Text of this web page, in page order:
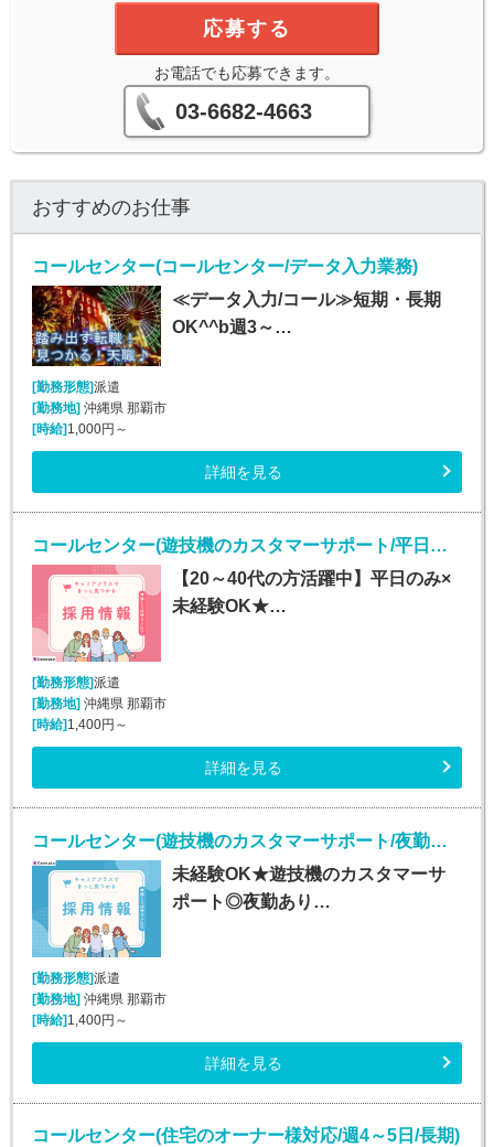
応募する
お電話でも応募できます。
03-6682-4663
おすすめのお仕事
コールセンター(コールセンター/データ入力業務)
≪データ入力/コール≫短期・長期
OK^^b週3～…
[勤務形態]派遣
[勤務地] 沖縄県 那覇市
[時給] 1,000円～
詳細を見る
コールセンター(遊技機のカスタマーサポート/平日のみ/長期)
【20～40代の方活躍中】平日のみ×
未経験OK★…
[勤務形態]派遣
[勤務地]沖縄県 那覇市
[時給]1,400円～
詳細を見る
コールセンター(遊技機のカスタマーサポート/夜勤あり/長期)
未経験OK★遊技機のカスタマーサ
ポート◎夜勤あり…
[勤務形態]派遣
[勤務地]沖縄県 那覇市
[時給]1,400円～
詳細を見る
コールセンター(住宅のオーナー様対応/週4～5日/長期)